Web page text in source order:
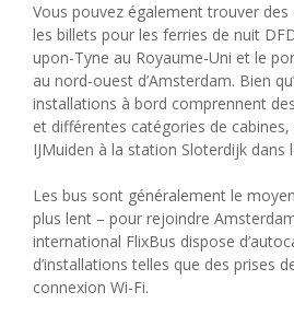
Vous pouvez également trouver
les billets pour les ferries de nuit
upon-Tyne au Royaume-Uni et le
au nord-ouest d’Amsterdam. Bien
installations à bord comprennent
et différentes catégories de
IJMuiden à la station Sloterdijk dans
Les bus sont généralement le
plus lent – ​​pour rejoindre
international FlixBus dispose
d’installations telles que des prises
connexion Wi-Fi.